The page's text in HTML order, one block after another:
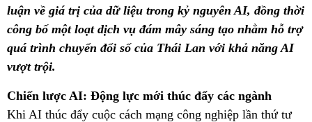
luận về giá trị của dữ liệu trong kỷ nguyên AI, đồng thời
công bố một loạt dịch vụ đám mây sáng tạo nhằm hỗ trợ
quá trình chuyển đổi số của Thái Lan với khả năng AI
vượt trội.
Chiến lược AI: Động lực mới thúc đẩy các ngành
Khi AI thúc đẩy cuộc cách mạng công nghiệp lần thứ tư